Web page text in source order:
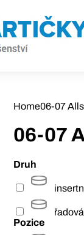
Home06-07
06-07
Druh
řadová
Pozice